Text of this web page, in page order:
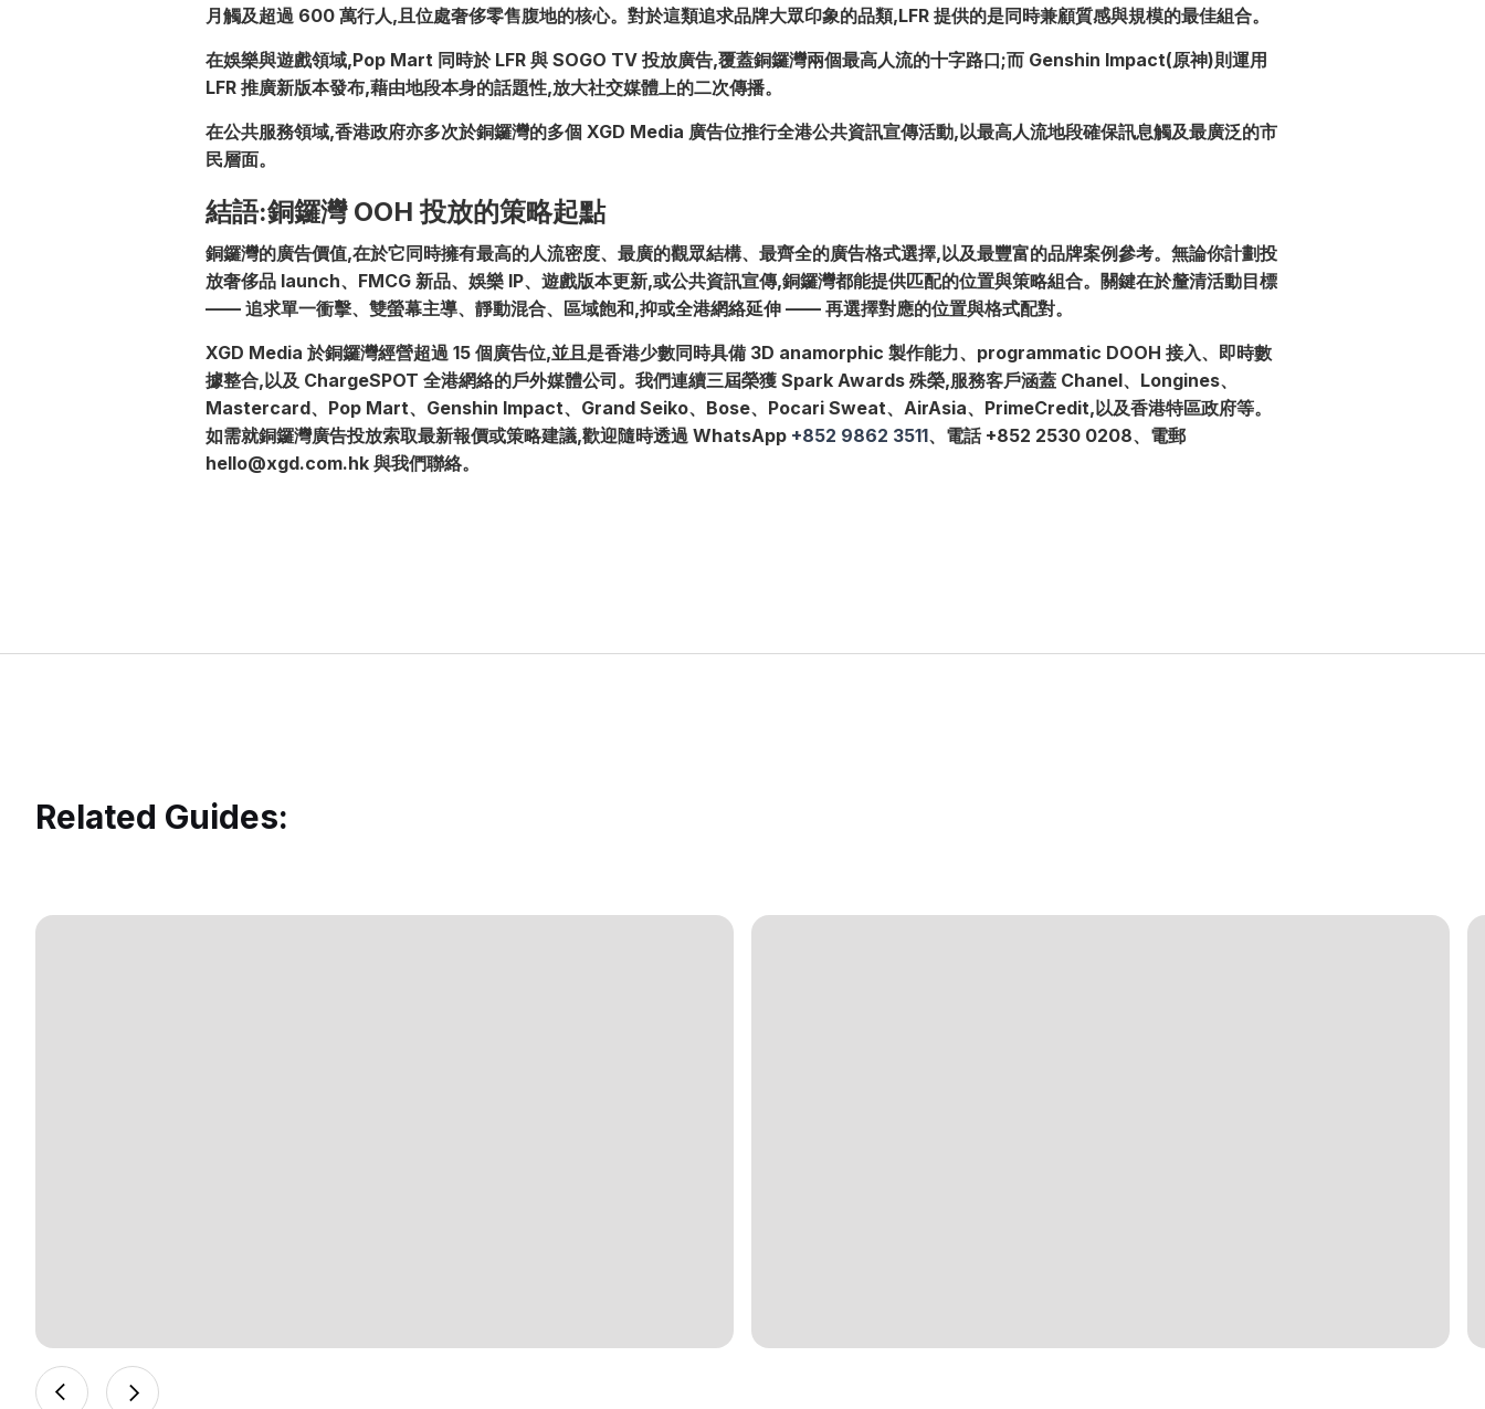
月觸及超過 600 萬行人,且位處奢侈零售腹地的核心。對於這類追求品牌大眾印象的品類,LFR 提供的是同時兼顧質感與規模的最佳組合。
在娛樂與遊戲領域,Pop Mart 同時於 LFR 與 SOGO TV 投放廣告,覆蓋銅鑼灣兩個最高人流的十字路口;而 Genshin Impact(原神)則運用
LFR 推廣新版本發布,藉由地段本身的話題性,放大社交媒體上的二次傳播。
在公共服務領域,香港政府亦多次於銅鑼灣的多個 XGD Media 廣告位推行全港公共資訊宣傳活動,以最高人流地段確保訊息觸及最廣泛的市
民層面。
結語:銅鑼灣 OOH 投放的策略起點
銅鑼灣的廣告價值,在於它同時擁有最高的人流密度、最廣的觀眾結構、最齊全的廣告格式選擇,以及最豐富的品牌案例參考。無論你計劃投
放奢侈品 launch、FMCG 新品、娛樂 IP、遊戲版本更新,或公共資訊宣傳,銅鑼灣都能提供匹配的位置與策略組合。關鍵在於釐清活動目標
—— 追求單一衝擊、雙螢幕主導、靜動混合、區域飽和,抑或全港網絡延伸 —— 再選擇對應的位置與格式配對。
XGD Media 於銅鑼灣經營超過 15 個廣告位,並且是香港少數同時具備 3D anamorphic 製作能力、programmatic DOOH 接入、即時數
據整合,以及 ChargeSPOT 全港網絡的戶外媒體公司。我們連續三屆榮獲 Spark Awards 殊榮,服務客戶涵蓋 Chanel、Longines、
Mastercard、Pop Mart、Genshin Impact、Grand Seiko、Bose、Pocari Sweat、AirAsia、PrimeCredit,以及香港特區政府等。
如需就銅鑼灣廣告投放索取最新報價或策略建議,歡迎隨時透過 WhatsApp +852 9862 3511、電話 +852 2530 0208、電郵
hello@xgd.com.hk 與我們聯絡。
Related Guides: